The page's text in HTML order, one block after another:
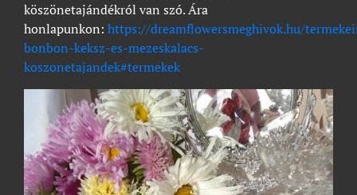
köszönetajándékról van szó. Ára
honlapunkon: https://dreamflowersmeghivok.hu/
bonbon-keksz-es-mezeskalacs-
koszonetajandek#termekek